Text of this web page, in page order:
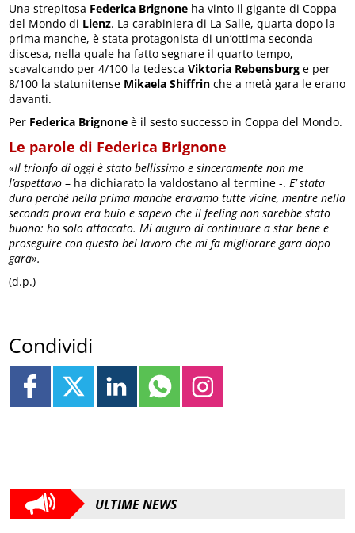
Una strepitosa Federica Brignone ha vinto il gigante di Coppa
del Mondo di Lienz. La carabiniera di La Salle, quarta dopo la
prima manche, è stata protagonista di un’ottima seconda
discesa, nella quale ha fatto segnare il quarto tempo,
scavalcando per 4/100 la tedescaViktoria Rebensburg e per
8/100 la statunitense Mikaela Shiffrin che a metà gara le erano
davanti.
Per Federica Brignone è il sesto successo in Coppa del Mondo.
Le parole di Federica Brignone
«Il trionfo di oggi è stato bellissimo e sinceramente non me
l’aspettavo– ha dichiarato la valdostano al termine -. E’ stata
dura perché nella prima manche eravamo tutte vicine, mentre nella
seconda prova era buio e sapevo che il feeling non sarebbe stato
buono: ho solo attaccato. Mi auguro di continuare a star bene e
proseguire con questo bel lavoro che mi fa migliorare gara dopo
gara».
(d.p.)
Condividi
ULTIME NEWS